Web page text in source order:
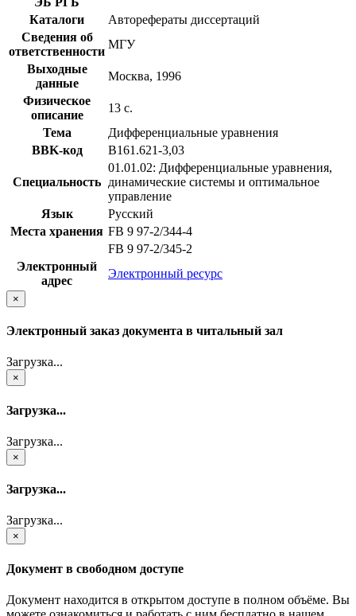
Каталоги
Авторефераты диссертаций
Сведения об
ответственности
МГУ
Выходные
данные
Москва, 1996
Физическое
описание
13 с.
Тема
Дифференциальные уравнения
BBK-код
В161.621-3,03
Специальность
01.01.02: Дифференциальные уравнения,
динамические системы и оптимальное
управление
Язык
Русский
Места хранения FB 9 97-2/344-4
FB 9 97-2/345-2
Электронный
адрес
Электронный ресурс
×
Электронный заказ документа в читальный зал
Загрузка...
×
Загрузка...
Загрузка...
×
Загрузка...
Загрузка...
×
Документ в свободном доступе
Документ находится в открытом доступе в полном объёме. Вы